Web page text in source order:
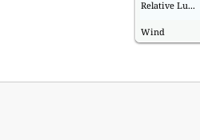
Relative Luftfeuchtigkeit
Wind